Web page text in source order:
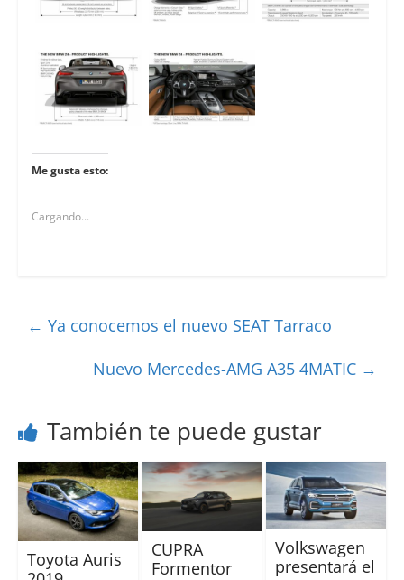
Me gusta esto:
Cargando...
← Ya conocemos el nuevo SEAT Tarraco
Nuevo Mercedes-AMG A35 4MATIC →
También te puede gustar
Toyota Auris
CUPRA
Formentor
Volkswagen
presentará el